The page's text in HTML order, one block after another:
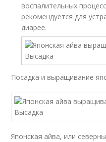
воспалительных
рекомендуется для
диарее.
Посадка и выращивание
Японская айва, или